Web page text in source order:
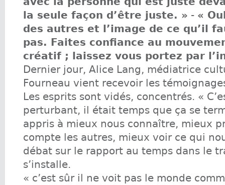
la seule façon d’être juste. » - «
des autres et l’image de ce qu’il
pas. Faites confiance au
créatif ; laissez vous portez par
Dernier jour, Alice Lang, médiatrice
Fourneau vient recevoir les
Les esprits sont vidés, concentrés. «
perturbant, il était temps que ça se
appris à mieux nous connaître, mieux
compte les autres, mieux voir ce qui
débat sur le rapport au temps dans le
s’installe.
« c’est sûr il ne voit pas le monde